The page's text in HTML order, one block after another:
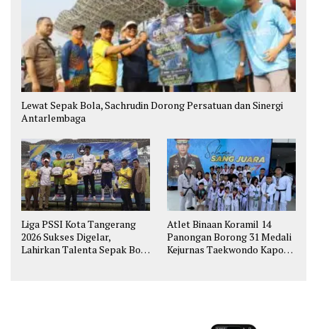
Lewat Sepak Bola, Sachrudin Dorong Persatuan dan Sinergi
Antarlembaga
Liga PSSI Kota Tangerang
2026 Sukses Digelar,
Lahirkan Talenta Sepak Bola
Atlet Binaan Koramil 14
Panongan Borong 31 Medali
Kejurnas Taekwondo Kapolri